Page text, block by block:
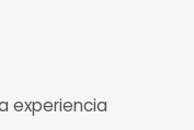
experiencia